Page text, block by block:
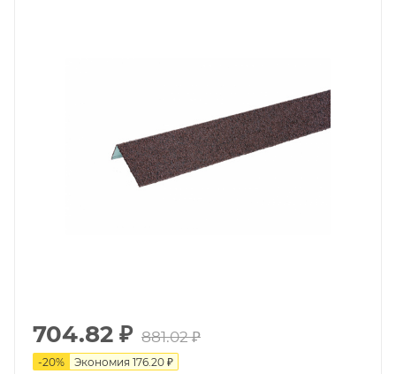
704.82 ₽ 881.02₽
-20% Экономия 176.20 ₽